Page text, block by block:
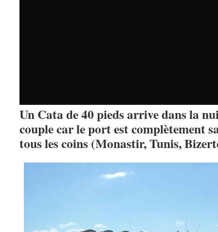
Un Cata de 40 pieds arrive dans la
couple car le port est complètement
tous les coins (Monastir, Tunis,